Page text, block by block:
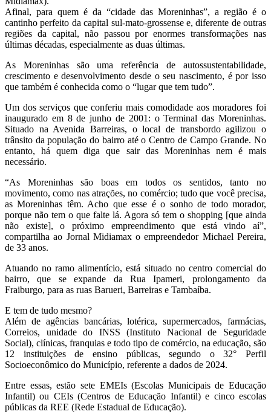
Afinal, para quem é da “cidade das Moreninhas”, a região é o
cantinho perfeito da capital sul-mato-grossense e, diferente de outras
regiões da capital, não passou por enormes transformações nas
últimas décadas, especialmente as duas últimas.
As Moreninhas são uma referência de autossustentabilidade,
crescimento e desenvolvimento desde o seu nascimento, é por isso
que também é conhecida como o “lugar que tem tudo”.
Um dos serviços que conferiu mais comodidade aos moradores foi
inaugurado em 8 de junho de 2001: o Terminal das Moreninhas.
Situado na Avenida Barreiras, o local de transbordo agilizou o
trânsito da população do bairro até o Centro de Campo Grande. No
entanto, há quem diga que sair das Moreninhas nem é mais
necessário.
“As Moreninhas são boas em todos os sentidos, tanto no
movimento, como nas atrações, no comércio; tudo que você precisa,
as Moreninhas têm. Acho que esse é o sonho de todo morador,
porque não tem o que falte lá. Agora só tem o shopping [que ainda
não existe], o próximo empreendimento que está vindo aí”,
compartilha ao Jornal Midiamax o empreendedor Michael Pereira,
de 33 anos.
Atuando no ramo alimentício, está situado no centro comercial do
bairro, que se expande da Rua Ipameri, prolongamento da
Fraiburgo, para as ruas Barueri, Barreiras e Tambaíba.
E tem de tudo mesmo?
Além de agências bancárias, lotérica, supermercados, farmácias,
Correios, unidade do INSS (Instituto Nacional de Seguridade
Social), clínicas, franquias e todo tipo de comércio, na educação, são
12 instituições de ensino públicas, segundo o 32° Perfil
Socioeconômico do Município, referente a dados de 2024.
Entre essas, estão sete EMEIs (Escolas Municipais de Educação
Infantil) ou CEIs (Centros de Educação Infantil) e cinco escolas
públicas da REE (Rede Estadual de Educação).